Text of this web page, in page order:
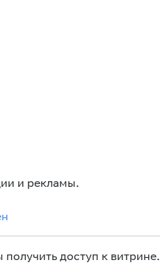
и рекламы.
получить доступ к витрине.